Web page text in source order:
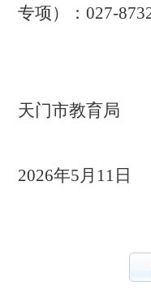
专项）： 027-
天门市教育局
2026年5月11 日